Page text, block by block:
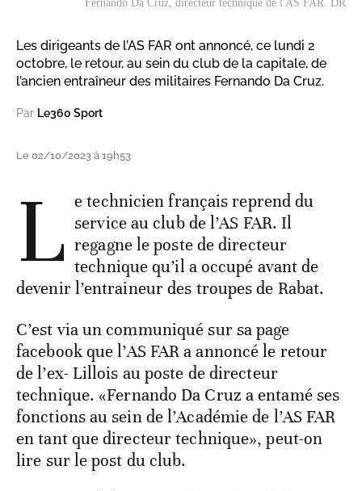
Fernando Da Cruz, directeur technique de l'AS FAR. DR
Les dirigeants de l’AS FAR ont annoncé, ce lundi 2
octobre, le retour, au sein du club de la capitale, de
l’ancien entraîneur des militaires Fernando Da Cruz.
Par Le360 Sport
Le 02/10/2023 à 19h53
L e technicien français reprend du
service au club de l’AS FAR. Il
regagne le poste de directeur
technique qu’il a occupé avant de
devenir l’entraineur des troupes de Rabat.
C’est via un communiqué sur sa page
facebook que l’AS FAR a annoncé le retour
de l’ex- Lillois au poste de directeur
technique. «Fernando Da Cruz a entamé ses
fonctions au sein de l’Académie de l’AS FAR
en tant que directeur technique», peut-on
lire sur le post du club.